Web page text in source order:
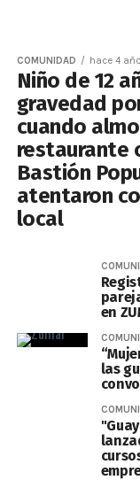
COMUNIDAD hace 4
Niño de 12
gravedad
cuando
restaurante
Bastión
atentaron
local
en
las